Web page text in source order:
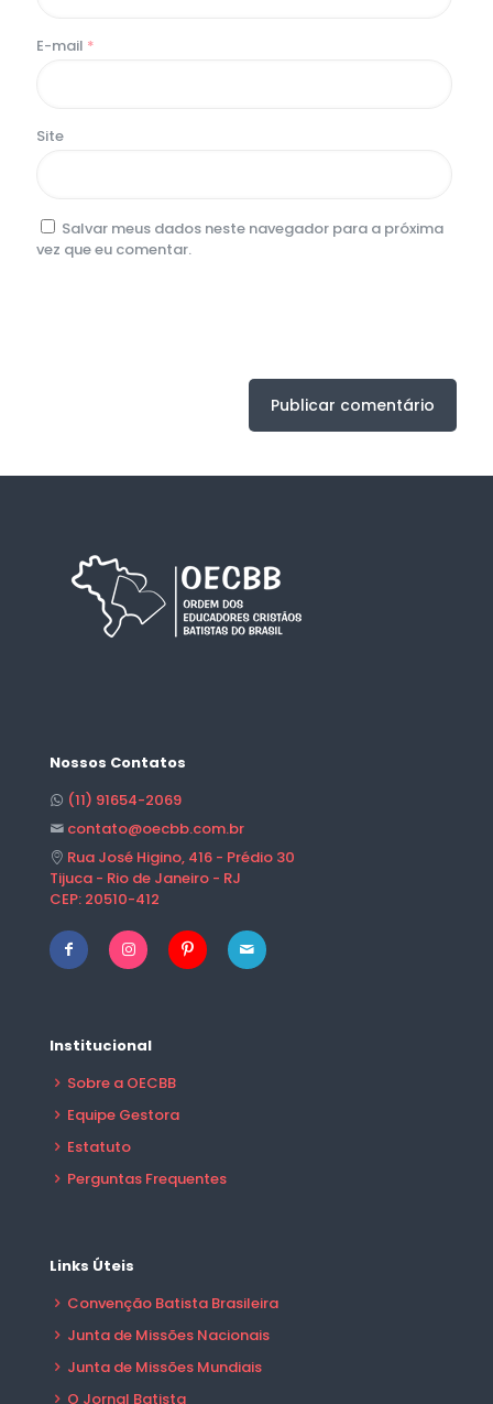
E-mail *
Site
Salvar meus dados neste navegador para a próxima
vez que eu comentar.
Nossos Contatos
(11) 91654-2069
contato@oecbb.com.br
Rua José Higino, 416 - Prédio 30
Tijuca - Rio de Janeiro - RJ
CEP: 20510-412
Institucional
Sobre a OECBB
Equipe Gestora
Estatuto
Perguntas Frequentes
Links Úteis
Convenção Batista Brasileira
Junta de Missões Nacionais
Junta de Missões Mundiais
O Jornal Batista